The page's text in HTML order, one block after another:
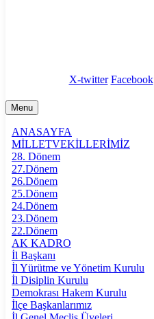
X-twitter Facebook
Menu
ANASAYFA
MİLLETVEKİLLERİMİZ
28. Dönem
27.Dönem
26.Dönem
25.Dönem
24.Dönem
23.Dönem
22.Dönem
AK KADRO
İl Başkanı
İl Yürütme ve Yönetim Kurulu
İl Disiplin Kurulu
Demokrası Hakem Kurulu
İlçe Başkanlarımız